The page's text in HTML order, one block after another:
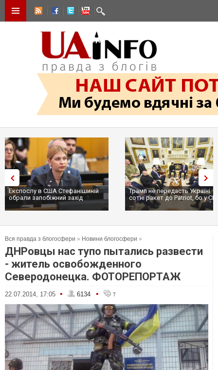
Експослу в США Стефанішиній
обрали запобіжний захід
Трамп не передасть Україні
сотні ракет до Patriot, бо у США
Вся правда з блогосфери » Новини блогосфери »
ДНРовцы нас тупо пытались развести
- житель освобожденного
Северодонецка. ФОТОРЕПОРТАЖ
22.07.2014, 17:05 • 6134 • 7